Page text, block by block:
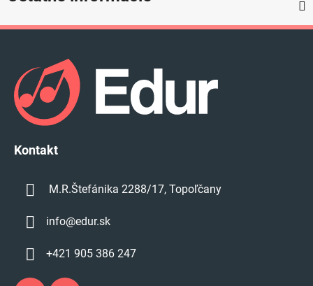
Kontakt
M.R.Štefánika 2288/17, Topoľčany
info@edur.sk
+421 905 386 247